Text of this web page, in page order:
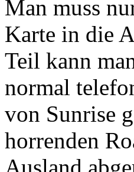
Man muss
Karte in die
Teil kann
normal
von Sunrise
horrenden
Ausland